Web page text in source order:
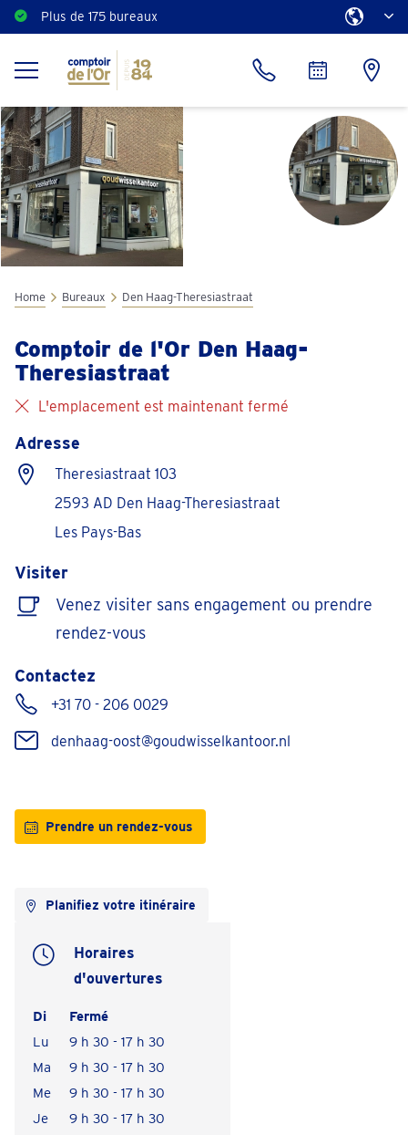
Plus de 175 bureaux
Home Bureaux Den Haag-Theresiastraat
Comptoir de l'Or Den Haag-
Theresiastraat
L'emplacement est maintenant fermé
Adresse
Theresiastraat 103
2593 AD Den Haag-Theresiastraat
Les Pays-Bas
Visiter
Venez visiter sans engagement ou prendre
rendez-vous
Contactez
+31 70 - 206 0029
denhaag-oost@goudwisselkantoor.nl
Prendre un rendez-vous
Planifiez votre itinéraire
Horaires
d'ouvertures
Di
Fermé
Lu
9 h 30 - 17 h 30
Ma
9 h 30 - 17 h 30
Me
9 h 30 - 17 h 30
Je
9 h 30 - 17 h 30